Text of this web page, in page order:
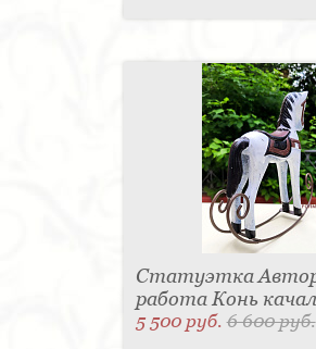
Статуэтка
работа Конь
5 500 руб.6 600 руб.